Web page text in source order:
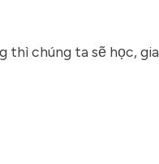
thì chúng ta sẽ học,